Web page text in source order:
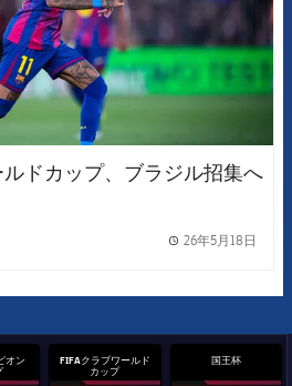
ドカップ、ブラジル招集へ
26年5月18日
オン
FIFAクラブワールド
カップ
国王杯